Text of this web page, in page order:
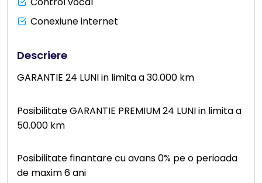
Conexiune internet
Descriere
GARANTIE 24 LUNI in limita a 30.000 km
Posibilitate GARANTIE PREMIUM 24 LUNI in limita a
50.000 km
Posibilitate finantare cu avans 0% pe o perioada
de maxim 6 ani